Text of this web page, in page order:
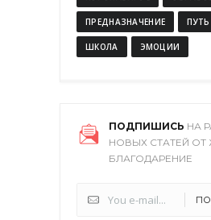
ПРЕДНАЗНАЧЕНИЕ ПУТЬ
ШКОЛА ЭМОЦИИ
ПОДПИШИСЬ НА
НОВЫХ СТАТЕЙ
БЛАГОДАРЕНИЕ